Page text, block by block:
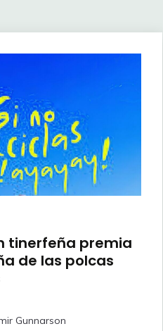
tinerfeña premia
de las polcas
Gunnarson